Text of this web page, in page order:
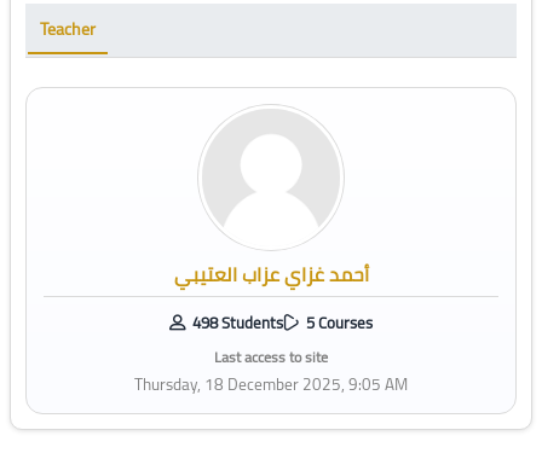
Teacher
أحمد غزاي عزاب العتيبي
498 Students 5 Courses
Last access to site
Thursday, 18 December 2025, 9:05 AM